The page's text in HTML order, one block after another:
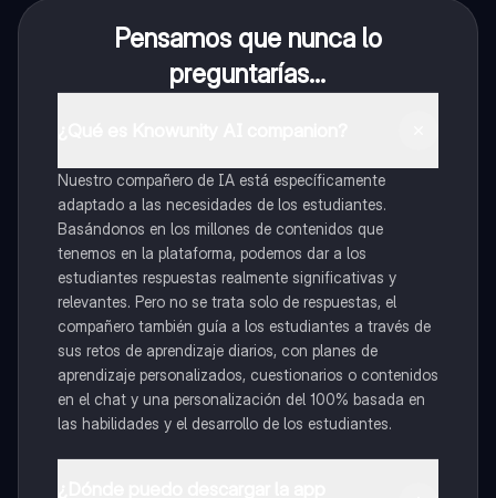
Pensamos que nunca lo
preguntarías...
Nuestro compañero de IA está específicamente
adaptado a las necesidades de los estudiantes.
Basándonos en los millones de contenidos que
tenemos en la plataforma, podemos dar a los
estudiantes respuestas realmente significativas y
relevantes. Pero no se trata solo de respuestas, el
compañero también guía a los estudiantes a través de
sus retos de aprendizaje diarios, con planes de
aprendizaje personalizados, cuestionarios o contenidos
en el chat y una personalización del 100% basada en
las habilidades y el desarrollo de los estudiantes.